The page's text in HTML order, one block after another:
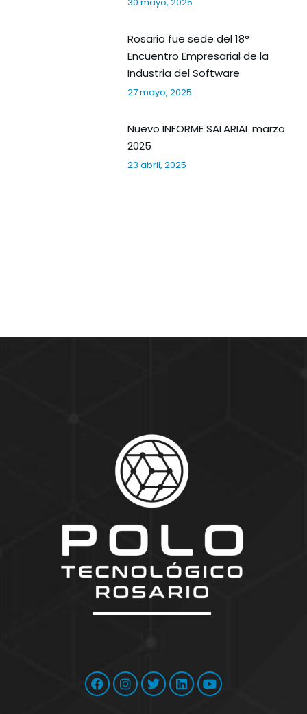
Rosario fue sede del 18°
Encuentro Empresarial de la
Industria del Software
27 mayo, 2025
Nuevo INFORME SALARIAL marzo
2025
23 abril, 2025